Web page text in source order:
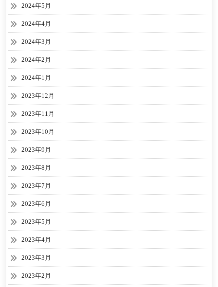
2024年5月
2024年4月
2024年3月
2024年2月
2024年1月
2023年12月
2023年11月
2023年10月
2023年9月
2023年8月
2023年7月
2023年6月
2023年5月
2023年4月
2023年3月
2023年2月